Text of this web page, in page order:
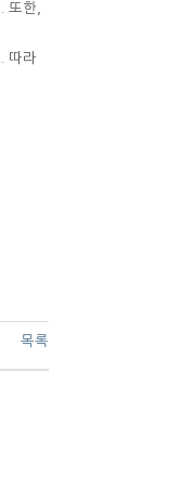
또한,
따라
목록